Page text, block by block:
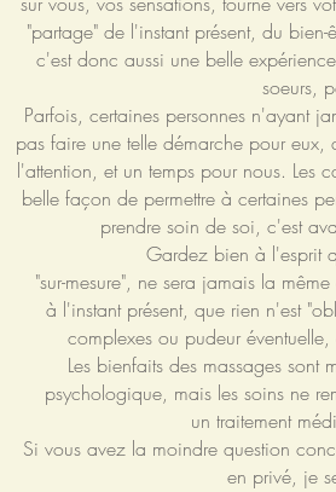
"partage" de l'instant présent, du
c'est donc aussi une belle
soeurs,
Parfois, certaines personnes n'ayant
pas faire une telle démarche pour
l'attention, et un temps pour nous. Les
belle façon de permettre à certaines
prendre soin de soi, c'est
Gardez bien à l'esprit
"sur-mesure", ne sera jamais la
à l'instant présent, que rien n'est
complexes ou pudeur
Les bienfaits des massages
psychologique, mais les soins ne
un traitement
Si vous avez la moindre question
en privé, je